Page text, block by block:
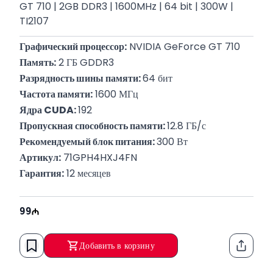
GT 710 | 2GB DDR3 | 1600MHz | 64 bit | 300W |
TI2107
Графический процессор: NVIDIA GeForce GT 710
Память: 2 ГБ GDDR3
Разрядность шины памяти: 64 бит
Частота памяти: 1600 МГц
Ядра CUDA: 192
Пропускная способность памяти: 12.8 ГБ/с
Рекомендуемый блок питания: 300 Вт
Артикул: 71GPH4HXJ4FN
Гарантия: 12 месяцев
99
Добавить в корзину